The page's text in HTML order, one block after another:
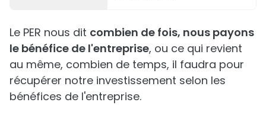
Le PER nous dit combien de fois, nous payons
le bénéfice de l'entreprise, ou ce qui revient
au même, combien de temps, il faudra pour
récupérer notre investissement selon les
bénéfices de l'entreprise.